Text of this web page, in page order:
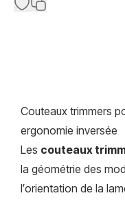
Couteaux trimmers
ergonomie inversée
Les couteaux
la géométrie des
l’orientation de la